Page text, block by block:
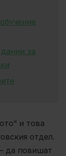
за
и това
отдел.
да повишат